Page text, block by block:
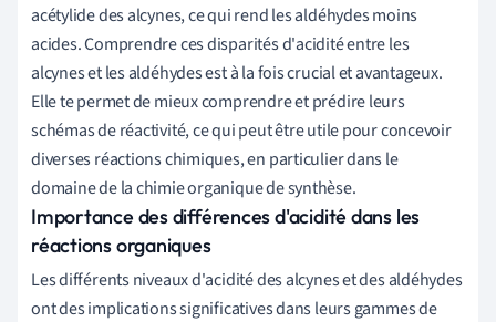
acétylide des alcynes, ce qui rend les aldéhydes moins
acides. Comprendre ces disparités d'acidité entre les
alcynes et les aldéhydes est à la fois crucial et avantageux.
Elle te permet de mieux comprendre et prédire leurs
schémas de réactivité, ce qui peut être utile pour concevoir
diverses réactions chimiques, en particulier dans le
domaine de la chimie organique de synthèse.
Importance des différences d'acidité dans les
réactions organiques
Les différents niveaux d'acidité des alcynes et des aldéhydes
ont des implications significatives dans leurs gammes de